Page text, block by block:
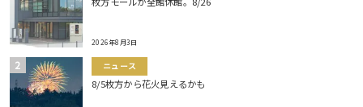
2026年8月3日
ニュース
8/5枚方から花火見えるかも